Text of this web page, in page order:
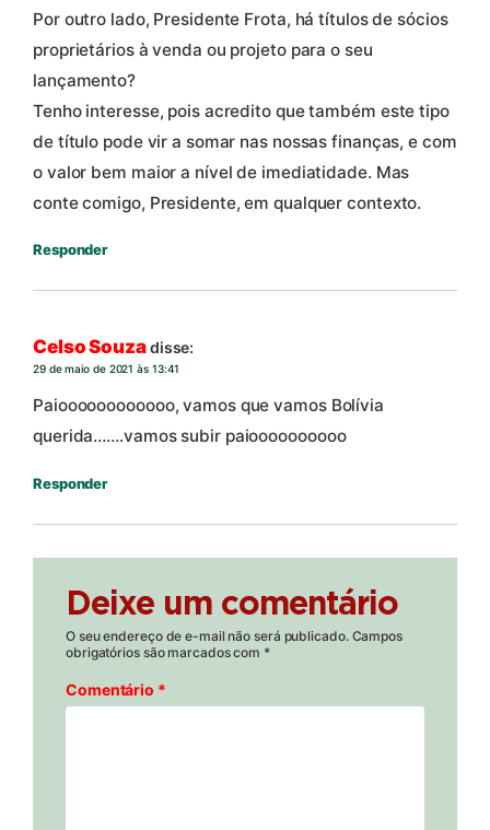
Por outro lado, Presidente Frota, há títulos de sócios
proprietários à venda ou projeto para o seu
lançamento?
Tenho interesse, pois acredito que também este tipo
de título pode vir a somar nas nossas finanças, e com
o valor bem maior a nível de imediatidade. Mas
conte comigo, Presidente, em qualquer contexto.
Responder
Celso Souzadisse:
29 de maio de 2021 às 13:41
Paioooooooooooo, vamos que vamos Bolívia
querida…….vamos subir paioooooooooo
Responder
Deixe um comentário
O seu endereço de e-mail não será publicado. Campos
obrigatórios são marcados com *
Comentário *